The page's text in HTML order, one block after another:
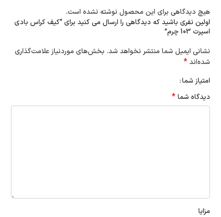
هیچ دیدگاهی برای این محصول نوشته نشده است.
اولین نفری باشید که دیدگاهی را ارسال می کنید برای “کیف کراس بادی
اسپرت 103 چرم”
نشانی ایمیل شما منتشر نخواهد شد. بخش‌های موردنیاز علامت‌گذاری
شده‌اند*
امتیاز شما
دیدگاه شما*
مزایا